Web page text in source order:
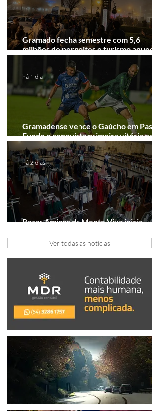
Gramado fecha semestre com 5,6
milhões de pernoites e turismo
Junho desponta!
Gramadense vence o Gaúcho em Passo
Fundo e conquista primeira vitória na
Série A2
há 1 dia
Bazar Amigos da Mente Viva inicia
há 2 dias
Ver todas as notícias